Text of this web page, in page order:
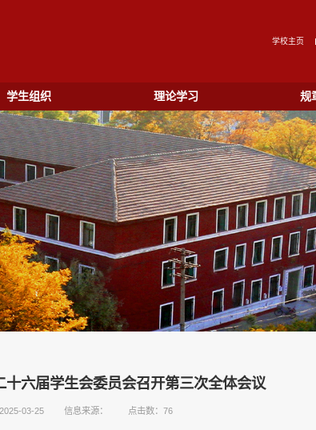
学校主页
学生组织 理论学习 规
十六届学生会委员会召开第三次全体会议
03-25 信息来源： 点击数： 76